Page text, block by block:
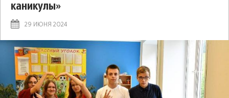
каникулы»
29 ИЮНЯ 2024